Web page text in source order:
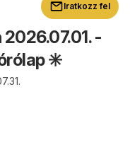
Iratkozz fel
-
✳️